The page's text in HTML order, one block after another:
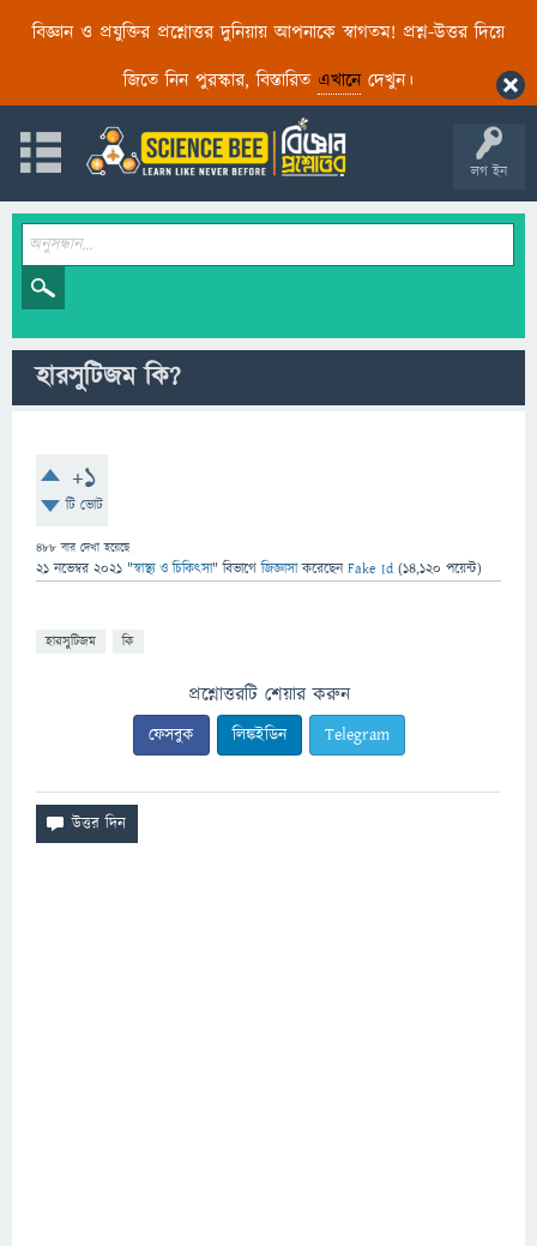
বিজ্ঞান ও প্রযুক্তির প্রশ্নোত্তর দুনিয়ায় আপনাকে স্বাগতম! প্রশ্ন-উত্তর দিয়ে
জিতে নিন পুরস্কার, বিস্তারিত এখানেদেখুন।
লগ ইন
হারসুটিজম কি?
+1
টি ভোট
488 বার দেখা হয়েছে
21 নভেম্বর 2021 "স্বাস্থ্য ও চিকিৎসা" বিভাগে জিজ্ঞাসাকরেছেনFake Id (14,120 পয়েন্ট)
হারসুটিজম কি
প্রশ্নোত্তরটি শেয়ার করুন
ফেসবুক লিঙ্কইডিন Telegram